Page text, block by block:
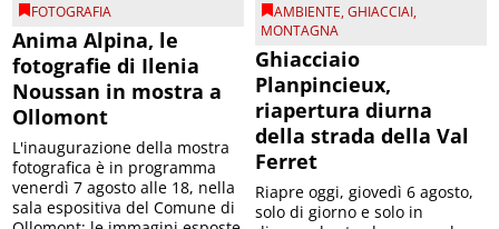
FOTOGRAFIA
Anima Alpina, le
fotografie di Ilenia
Noussan in mostra a
Ollomont
L'inaugurazione della mostra
fotografica è in programma
venerdì 7 agosto alle 18, nella
sala espositiva del Comune di
AMBIENTE,GHIACCIAI,
MONTAGNA
Ghiacciaio
Planpincieux,
riapertura diurna
della strada della Val
Ferret
Riapre oggi, giovedì 6 agosto,
solo di giorno e solo in